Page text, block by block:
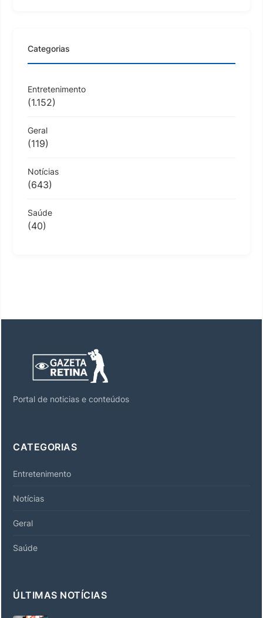
Categorias
Entretenimento
(1.152)
Geral
(119)
Notícias
(643)
Saúde
(40)
Portal de noticias e conteúdos
CATEGORIAS
Entretenimento
Notícias
Geral
Saúde
ÚLTIMAS NOTÍCIAS